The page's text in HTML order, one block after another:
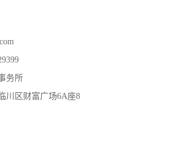
务所
川区财富广场6A座8